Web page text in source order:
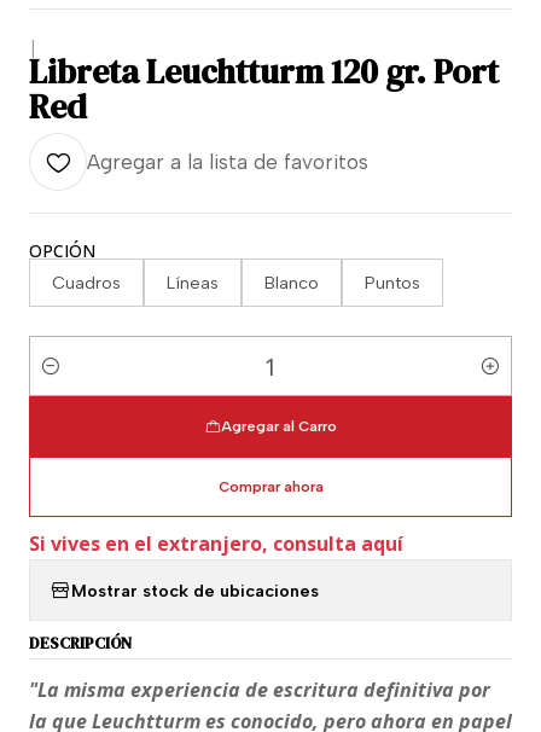
|
Libreta Leuchtturm 120 gr. Port
Red
Agregar a la lista de favoritos
OPCIÓN
Cuadros Líneas Blanco Puntos
Cantidad
Agregar al Carro
Comprar ahora
Si vives en el extranjero, consulta aquí
Mostrar stock de ubicaciones
DESCRIPCIÓN
"La misma experiencia de escritura definitiva por
la que Leuchtturm es conocido, pero ahora en papel